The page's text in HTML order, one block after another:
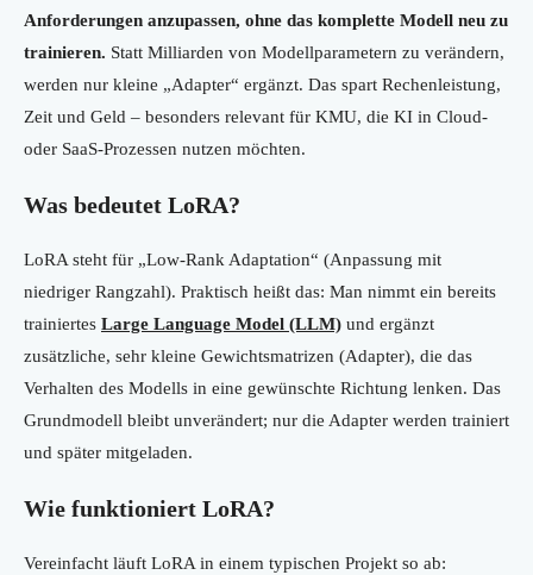
Anforderungen anzupassen, ohne das komplette Modell neu zu
trainieren. Statt Milliarden von Modellparametern zu verändern,
werden nur kleine „Adapter“ ergänzt. Das spart Rechenleistung,
Zeit und Geld – besonders relevant für KMU, die KI in Cloud-
oder SaaS-Prozessen nutzen möchten.
Was bedeutet LoRA?
LoRA steht für „Low-Rank Adaptation“ (Anpassung mit
niedriger Rangzahl). Praktisch heißt das: Man nimmt ein bereits
trainiertes Large Language Model (LLM) und ergänzt
zusätzliche, sehr kleine Gewichtsmatrizen (Adapter), die das
Verhalten des Modells in eine gewünschte Richtung lenken. Das
Grundmodell bleibt unverändert; nur die Adapter werden trainiert
und später mitgeladen.
Wie funktioniert LoRA?
Vereinfacht läuft LoRA in einem typischen Projekt so ab: